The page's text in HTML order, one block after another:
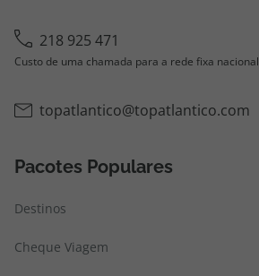
218 925 471
Custo de uma chamada para a rede fixa nacional
topatlantico@topatlantico.com
Pacotes Populares
Destinos
Cheque Viagem